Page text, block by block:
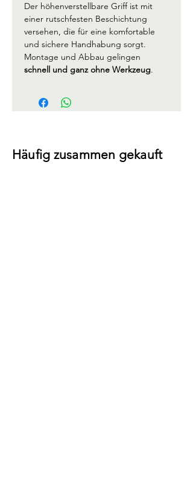
Der höhenverstellbare Griff ist mit
einer rutschfesten Beschichtung
versehen, die für eine komfortable
und sichere Handhabung sorgt.
Montage und Abbau gelingen
schnell und ganz ohne Werkzeug.
Häufig zusammen gekauft